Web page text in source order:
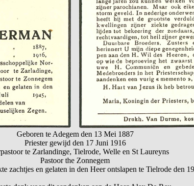
Geboren te Adegem den 13 Mei 1887
Priester gewijd den 17 Juni 1916
te Zarlandinge, Tielrode, Welle en St Laureyns
Pastoor the Zonnegem
zachtjes en gelaten in den Heer ontslapen te Tielrode den